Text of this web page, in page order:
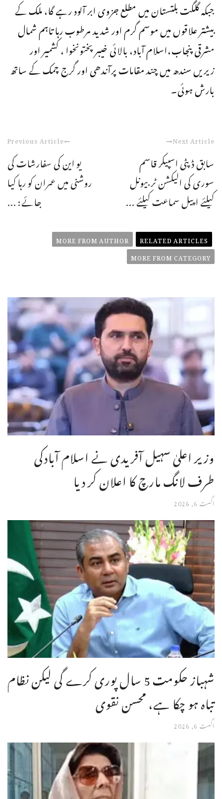
جبکہ گلگت بلتستان میں مطلع جزوی ابر آلود رہے گا، ملک کے
بیشتر علاقوں میں موسم گرم اور شدید مرطوب رہا تاہم شمال
مشرقی پنجاب،اسلام آباد، بالائی خیبر پختونخوا ، کشمیر اور
زیریں سندھ میں چند مقامات پرآندھی اور گرج چمک کے ساتھ
بارش ہوئی۔
Previous Article
یو این کی سفارشات کی
روشنی میں عمران کو رہا کیا
جائے: ...
Next Article
سابق ڈپٹی اسپیکر قاسم
سوری کی الیکشن ٹربیونل
کیلئے اپیل سماعت کیلئے ...
RELATED ARTICLES
MORE FROM AUTHOR
MORE FROM CATEGORY
وزیر اعلیٰ سہیل آفریدی نے اسلام آبادکی
طرف لانگ مارچ کا اعلان کر دیا
اگست 6, 2026
شہباز حکومت 5 سال پوری کرے گی لیکن نظام
تباہ ہو چکا ہے، محسن نقوی
اگست 6, 2026